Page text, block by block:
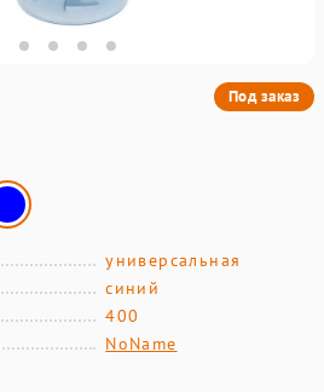
Под заказ
универсальная
синий
400
NoName